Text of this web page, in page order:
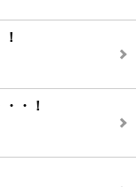
・！